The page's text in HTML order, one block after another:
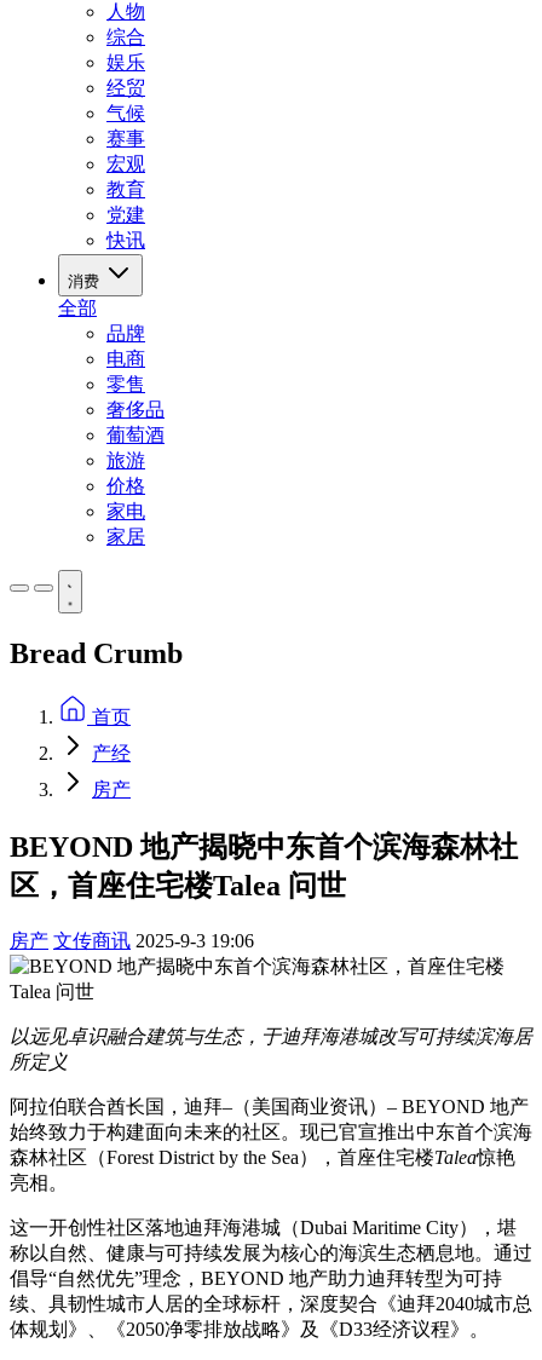
人物
综合
娱乐
经贸
气候
赛事
宏观
教育
党建
快讯
消费
全部
品牌
电商
零售
奢侈品
葡萄酒
旅游
价格
家电
家居
Bread Crumb
首页
产经
房产
BEYOND 地产揭晓中东首个滨海森林社
区，首座住宅楼Talea 问世
房产 文传商讯 2025-9-3 19:06
以远见卓识融合建筑与生态，于迪拜海港城改写可持续滨海居
所定义
阿拉伯联合酋长国，迪拜–（美国商业资讯）– BEYOND 地产
始终致力于构建面向未来的社区。现已官宣推出中东首个滨海
森林社区（Forest District by the Sea），首座住宅楼Talea惊艳
亮相。
这一开创性社区落地迪拜海港城（Dubai Maritime City），堪
称以自然、健康与可持续发展为核心的海滨生态栖息地。通过
倡导“自然优先”理念，BEYOND 地产助力迪拜转型为可持
续、具韧性城市人居的全球标杆，深度契合《迪拜2040城市总
体规划》、《2050净零排放战略》及《D33经济议程》。